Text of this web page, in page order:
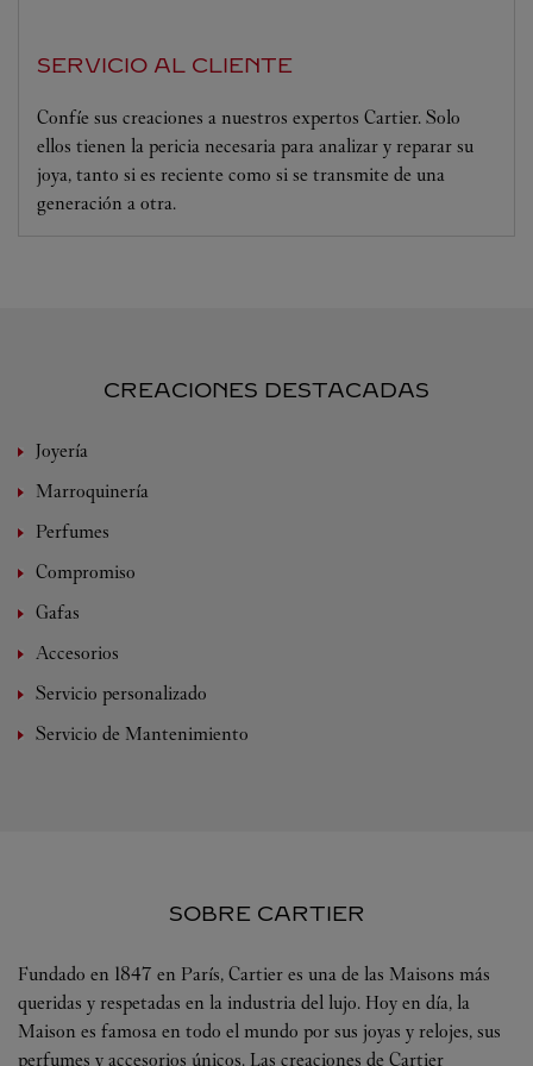
SERVICIO AL CLIENTE
Confíe sus creaciones a nuestros expertos Cartier. Solo
ellos tienen la pericia necesaria para analizar y reparar su
joya, tanto si es reciente como si se transmite de una
generación a otra.
CREACIONES DESTACADAS
Joyería
Marroquinería
Perfumes
Compromiso
Gafas
Accesorios
Servicio personalizado
Servicio de Mantenimiento
SOBRE CARTIER
Fundado en 1847 en París, Cartier es una de las Maisons más
queridas y respetadas en la industria del lujo. Hoy en día, la
Maison es famosa en todo el mundo por sus joyas y relojes, sus
perfumes y accesorios únicos. Las creaciones de Cartier